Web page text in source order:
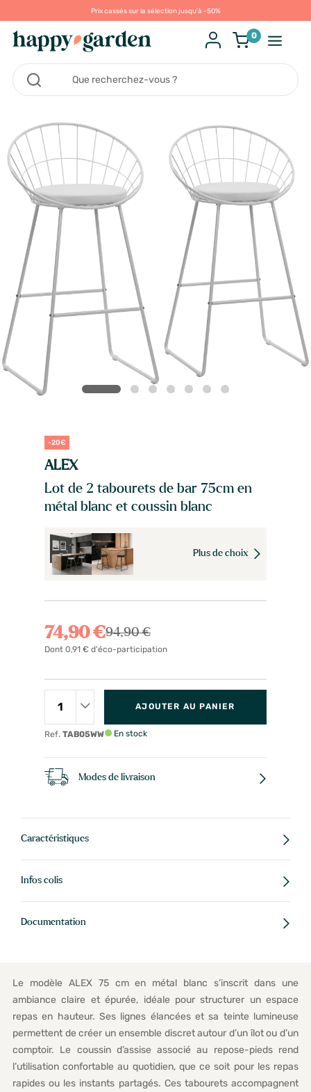
Prix cassés sur la sélection jusqu'à -50%
0
-20€
ALEX
Lot de 2 tabourets de bar 75cm en
métal blanc et coussin blanc
Plus de choix
74,90 €94,90 €
Dont 0,91 € d'éco-participation
Ref. TAB05WW
AJOUTER AU PANIER
En stock
Modes de livraison
Caractéristiques
Infos colis
Documentation
Le modèle ALEX 75 cm en métal blanc s’inscrit dans une
ambiance claire et épurée, idéale pour structurer un espace
repas en hauteur. Ses lignes élancées et sa teinte lumineuse
permettent de créer un ensemble discret autour d’un îlot ou d’un
comptoir. Le coussin d’assise associé au repose-pieds rend
l’utilisation confortable au quotidien, que ce soit pour les repas
rapides ou les instants partagés. Ces tabourets accompagnent